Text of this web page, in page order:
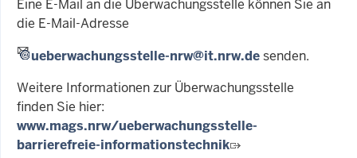
Eine E-Mail an die Überwachungsstelle können Sie an
die E-Mail-Adresse
ueberwachungsstelle-nrw@it.nrw.desenden.
Weitere Informationen zur Überwachungsstelle
finden Sie hier:
www.mags.nrw/ueberwachungsstelle-
barrierefreie-informationstechnik